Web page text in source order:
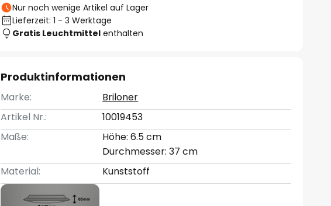
Nur noch wenige Artikel auf Lager
Lieferzeit: 1 - 3 Werktage
Gratis Leuchtmittel enthalten
Produktinformationen
Marke:
Briloner
Artikel Nr.:
10019453
Maße:
Höhe: 6.5 cm
Durchmesser: 37 cm
Material:
Kunststoff